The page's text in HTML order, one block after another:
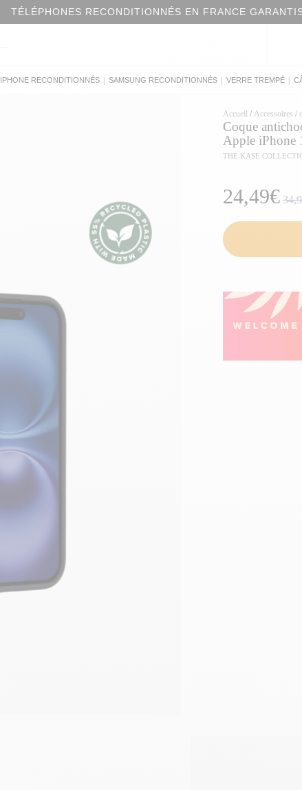
TÉLÉPHONES RECONDITIONNÉS EN FRANCE
IPHONE RECONDITIONNÉS SAMSUNG RECONDITIONNÉS VERRE TREMPÉ
Accueil / Accessoires /
Coque
Apple iPhone
THE KASE
24,49€